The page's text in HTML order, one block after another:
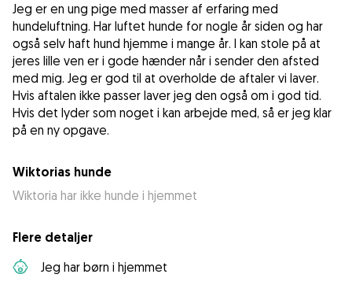
Jeg er en ung pige med masser af erfaring med
hundeluftning. Har luftet hunde for nogle år siden og har
også selv haft hund hjemme i mange år. I kan stole på at
jeres lille ven er i gode hænder når i sender den afsted
med mig. Jeg er god til at overholde de aftaler vi laver.
Hvis aftalen ikke passer laver jeg den også om i god tid.
Hvis det lyder som noget i kan arbejde med, så er jeg klar
på en ny opgave.
Wiktorias hunde
Wiktoria har ikke hunde i hjemmet
Flere detaljer
Jeg har børn i hjemmet